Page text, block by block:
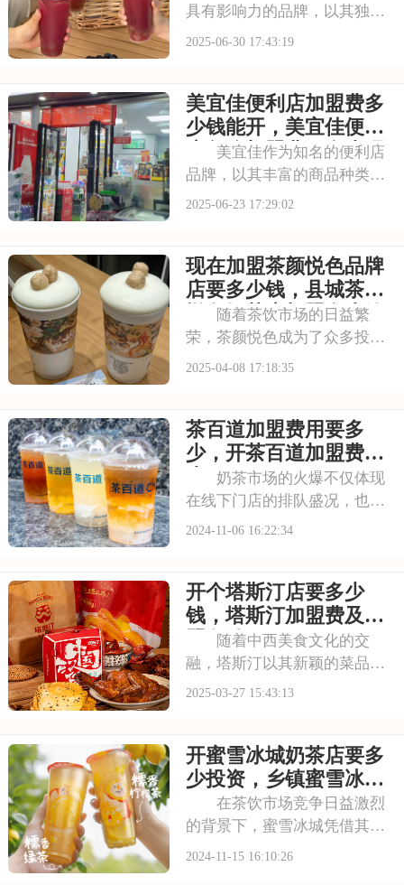
具有影响力的品牌，以其独特
的品牌理念和卓越的产品品
式，其产品系列丰富多样，既
有传统的奶茶系列，又有创新
的水果茶、气泡水等系列
2025-06-30 17:43:19
美宜佳便利店加盟费多
少钱能开，美宜佳便利
店怎么加盟费用多少呢
美宜佳作为知名的便利店
品牌，以其丰富的商品种类和
便捷的服务，深受消费者喜
能满足消费者的多样化需求。
美宜佳的门店遍布-各大城市，
其品牌影响力和市场
2025-06-23 17:29:02
现在加盟茶颜悦色品牌
店要多少钱，县城茶颜
悦色奶茶店加盟多少钱
随着茶饮市场的日益繁
荣，茶颜悦色成为了众多投资
者关注的焦点。本文将为您详
一投资项目。请看下面是有关
于现在加盟茶颜悦色品牌店要
多少钱，县城茶颜悦色
2025-04-08 17:18:35
茶百道加盟费用要多
少，开茶百道加盟费多
奶茶市场的火爆不仅体现
在线下门店的排队盛况，也体
现在线上销售的不断增长。茶
道，提高运营效率。茶百道注
重品牌塑造和营销策略，建立
了较高的市场认可度，
2024-11-06 16:22:34
开个塔斯汀店要多少
钱，塔斯汀加盟费及加
盟条件
随着中西美食文化的交
融，塔斯汀以其新颖的菜品和
独特的品牌形象赢得了市场的
是创业的关键。下面就来看看
开个塔斯汀店要多少钱，塔斯
汀加盟费及加盟条件的
2025-03-27 15:43:13
开蜜雪冰城奶茶店要多
少投资，乡镇蜜雪冰城
加盟条件和费用
在茶饮市场竞争日益激烈
的背景下，蜜雪冰城凭借其独
特的品牌魅力和优质的产品脱
2024-11-15 16:10:26